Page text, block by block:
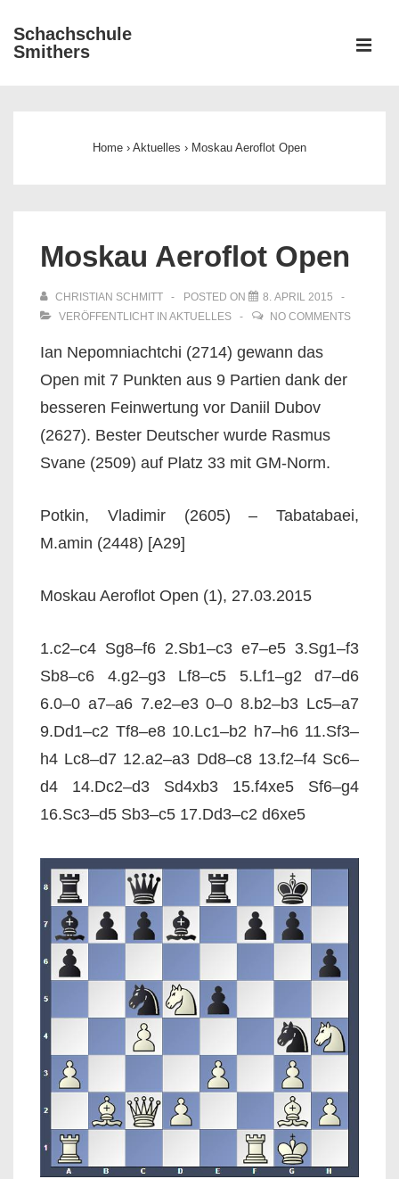
Zum
Inhalt
Schachschule
Smithers
Home › Aktuelles › Moskau Aeroflot Open
Moskau Aeroflot Open
CHRISTIAN SCHMITT POSTED ON
8. APRIL 2015
VERÖFFENTLICHT IN AKTUELLES NO COMMENTS
Ian Nepomniachtchi (2714) gewann das
Open mit 7 Punkten aus 9 Partien dank der
besseren Feinwertung vor Daniil Dubov
(2627). Bester Deutscher wurde Rasmus
Svane (2509) auf Platz 33 mit GM-Norm.
Potkin, Vladimir (2605) – Tabatabaei,
M.amin (2448) [A29]
Moskau Aeroflot Open (1), 27.03.2015
1.c2–c4 Sg8–f6 2.Sb1–c3 e7–e5 3.Sg1–f3
Sb8–c6 4.g2–g3 Lf8–c5 5.Lf1–g2 d7–d6
6.0–0 a7–a6 7.e2–e3 0–0 8.b2–b3 Lc5–a7
9.Dd1–c2 Tf8–e8 10.Lc1–b2 h7–h6 11.Sf3–
h4 Lc8–d7 12.a2–a3 Dd8–c8 13.f2–f4 Sc6–
d4 14.Dc2–d3 Sd4xb3 15.f4xe5 Sf6–g4
16.Sc3–d5 Sb3–c5 17.Dd3–c2 d6xe5